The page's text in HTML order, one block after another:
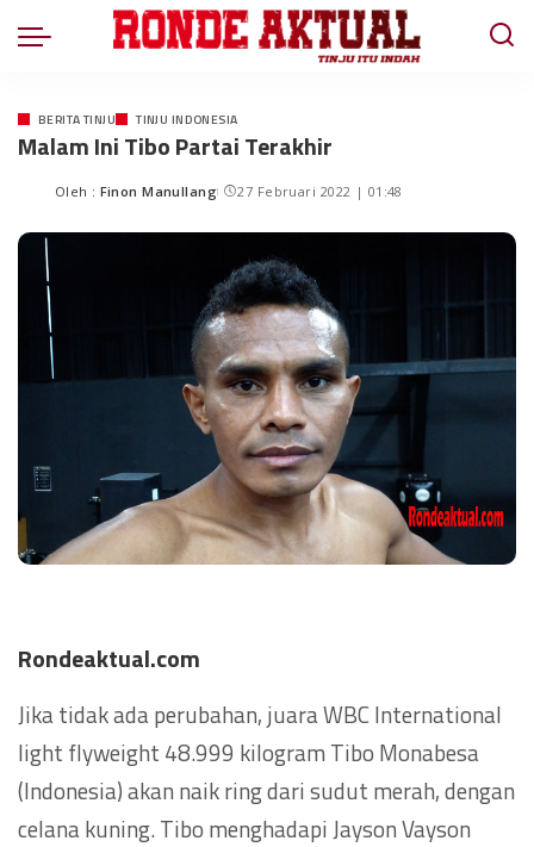
BERITA TINJU TINJU INDONESIA
Malam Ini Tibo Partai Terakhir
Oleh : Finon Manullang 27 Februari 2022 | 01:48
Rondeaktual.com
Jika tidak ada perubahan, juara WBC International
light flyweight 48.999 kilogram Tibo Monabesa
(Indonesia) akan naik ring dari sudut merah, dengan
celana kuning. Tibo menghadapi Jayson Vayson